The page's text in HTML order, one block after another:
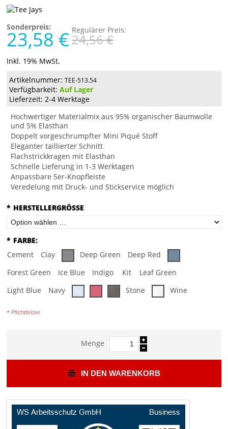
Sonderpreis:
23,58 € Regulärer Preis:
24,56 €
Inkl. 19% MwSt.
Artikelnummer: TEE-513.54
Verfügbarkeit:Auf Lager
Lieferzeit: 2-4 Werktage
Hochwertiger Materialmix aus 95% organischer Baumwolle
und 5% Elasthan
Doppelt vorgeschrumpfter Mini Piqué Stoff
Eleganter taillierter Schnitt
Flachstrickkragen mit Elasthan
Schnelle Lieferung in 1-3 Werktagen
Anpassbare 5er-Knopfleiste
Veredelung mit Druck- und Stickservice möglich
* HERSTELLERGRÖSSE
* FARBE:
Cement
Clay Deep Green
Deep Red
Forest Green
Ice Blue Indigo Kit
Leaf Green
Light Blue
Navy Stone Wine
* Pflichtfelder
Menge
IN DEN WARENKORB